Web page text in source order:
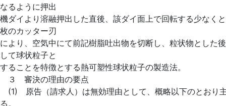
なるように押出
機ダイより溶融押出した直後、該ダイ面上で回転する少なく
枚のカッター刃
により、空気中にて前記樹脂吐出物を切断し、粒状物とした
して球状粒子と
することを特徴とする熱可塑性球状粒子の製造法。
３ 審決の理由の要点
(1) 原告（請求人）は無効理由として、概略以下のとおり
る。